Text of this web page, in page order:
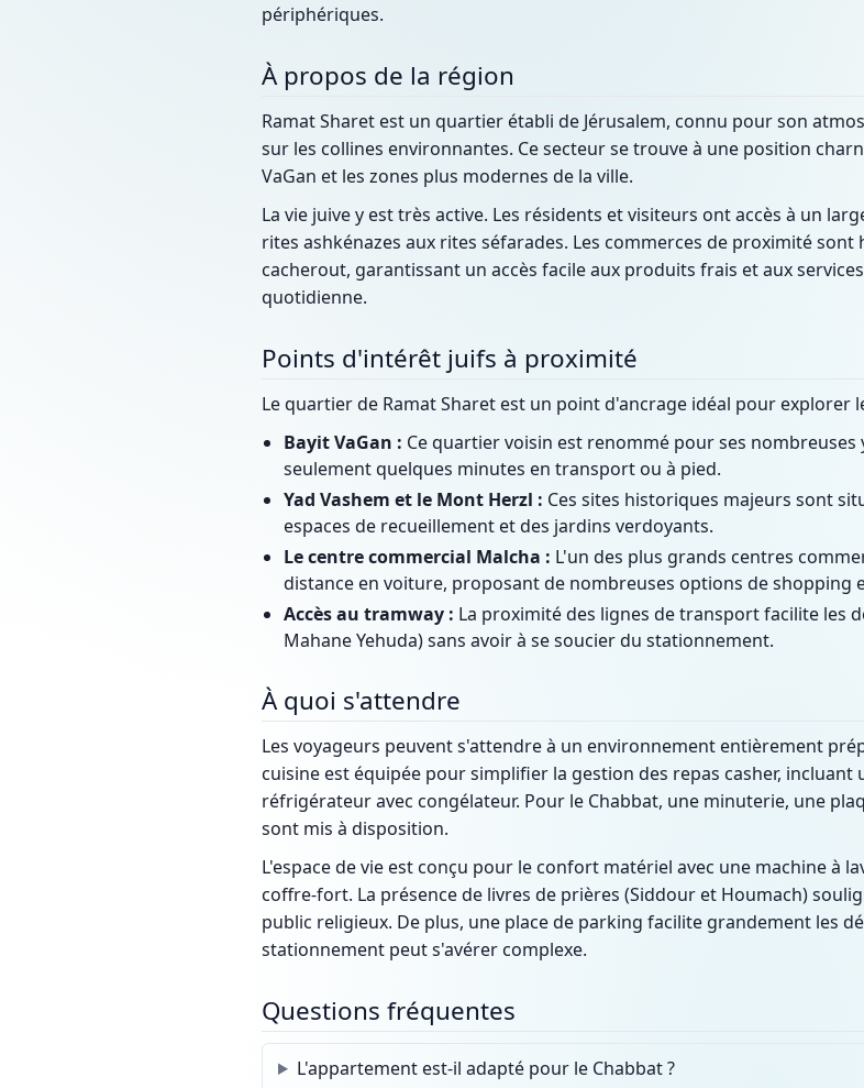
périphériques.
À propos de la région
Ramat Sharet est un quartier établi de Jérusalem, connu pour son
sur les collines environnantes. Ce secteur se trouve à une position
VaGan et les zones plus modernes de la ville.
La vie juive y est très active. Les résidents et visiteurs ont accès à un
rites ashkénazes aux rites séfarades. Les commerces de proximité
cacherout, garantissant un accès facile aux produits frais et aux
quotidienne.
Points d'intérêt juifs à proximité
Le quartier de Ramat Sharet est un point d'ancrage idéal pour explorer
Bayit VaGan : Ce quartier voisin est renommé pour ses
seulement quelques minutes en transport ou à pied.
Yad Vashem et le Mont Herzl : Ces sites historiques majeurs sont
espaces de recueillement et des jardins verdoyants.
Le centre commercial Malcha : L'un des plus grands centres
distance en voiture, proposant de nombreuses options de shopping
Accès au tramway : La proximité des lignes de transport facilite les
Mahane Yehuda) sans avoir à se soucier du stationnement.
À quoi s'attendre
Les voyageurs peuvent s'attendre à un environnement entièrement
cuisine est équipée pour simplifier la gestion des repas casher, incluant
réfrigérateur avec congélateur. Pour le Chabbat, une minuterie, une
sont mis à disposition.
L'espace de vie est conçu pour le confort matériel avec une machine à
coffre-fort. La présence de livres de prières (Siddour et Houmach)
public religieux. De plus, une place de parking facilite grandement les
stationnement peut s'avérer complexe.
Questions fréquentes
L'appartement est-il adapté pour le Chabbat ?